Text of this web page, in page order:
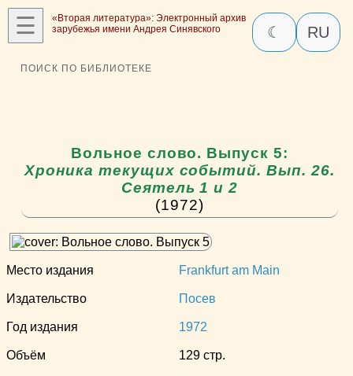
☰
«Вторая литература»: Электронный архив
зарубежья имени Андрея Синявского
☾ RU
ПОИСК ПО БИБЛИОТЕКЕ
Вольное слово. Выпуск 5:
Хроника текущих событий. Вып. 26.
Сеятель 1 и 2
(1972)
Место издания Frankfurt am Main
Издательство Посев
Год издания 1972
Объём 129 стр.